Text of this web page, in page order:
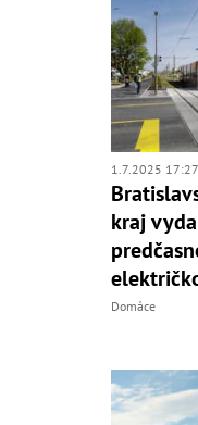
1.7.2025 17:27
kraj
Domáce